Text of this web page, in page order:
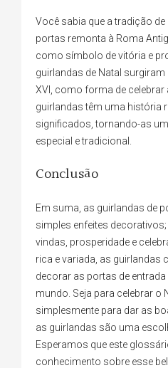
Você sabia que a tradição
portas remonta à Roma
como símbolo de vitória e
guirlandas de Natal
XVI, como forma de celebrar
guirlandas têm uma história
significados, tornando-as
especial e tradicional.
Conclusão
Em suma, as guirlandas de
simples enfeites
vindas, prosperidade e
rica e variada, as guirlandas
decorar as portas de
mundo. Seja para celebrar o
simplesmente para dar as
as guirlandas são uma
Esperamos que este
conhecimento sobre esse